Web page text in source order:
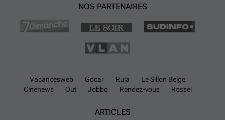
NOS PARTENAIRES
Vacancesweb Gocar Rula
Le Sillon Belge
Cinenews
Out Jobbo Rendez-vous Rossel
ARTICLES